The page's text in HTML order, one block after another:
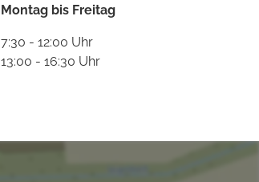
Montag bis Freitag
7:30 - 12:00 Uhr
13:00 - 16:30 Uhr